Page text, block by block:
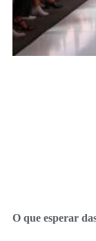
O que esperar